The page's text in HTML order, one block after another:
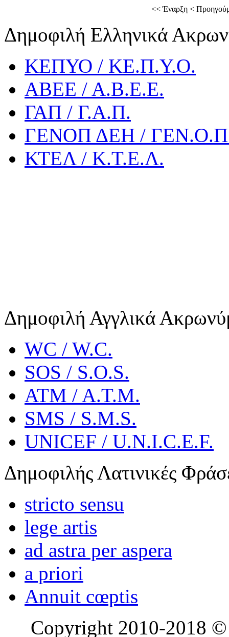
<<Έναρξη <
Δημοφιλή Ελληνικά
ΚΕΠΥΟ / ΚΕ.Π.Υ.Ο.
ΑΒΕΕ / Α.Β.Ε.Ε.
ΓΑΠ / Γ.Α.Π.
ΓΕΝΟΠ ΔΕΗ /
ΚΤΕΛ / Κ.Τ.Ε.Λ.
Δημοφιλή Αγγλικά
WC / W.C.
SOS / S.O.S.
ATM / A.T.M.
SMS / S.M.S.
UNICEF / U.N.I.C.E.F.
Δημοφιλής Λατινικές
stricto sensu
lege artis
ad astra per aspera
a priori
Annuit cœptis
Copyright 2010-2018